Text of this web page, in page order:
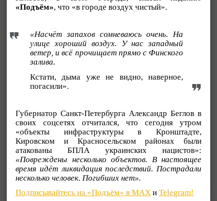
«Подъём», что «в городе воздух чистый».
«Насчёт запахов сомневаюсь очень. На
улице хороший воздух. У нас западный
ветер, и всё прочищает прямо с Финского
залива.
Кстати, дыма уже не видно, наверное,
погасили».
Губернатор Санкт-Петербурга Александр Беглов в
своих соцсетях отчитался, что сегодня утром
«объекты инфраструктуры в Кронштадте,
Кировском и Красносельском районах были
атакованы БПЛА украинских нацистов»:
«Повреждены несколько объектов. В настоящее
время идёт ликвидация последствий. Пострадали
несколько человек. Погибших нет».
Подписывайтесь на «Подъём» в MAX и Telegram!